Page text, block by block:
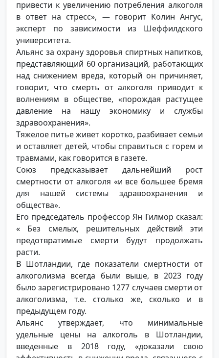
привести к увеличению потребления алкоголя
в ответ на стресс», — говорит Колин Ангус,
эксперт по зависимости из Шеффилдского
университета.
Альянс за охрану здоровья спиртных напитков,
представляющий 60 организаций, работающих
над снижением вреда, который он причиняет,
говорит, что смерть от алкоголя приводит к
волнениям в обществе, «порождая растущее
давление на нашу экономику и службы
здравоохранения».
Тяжелое питье живет коротко, разбивает семьи
и оставляет детей, чтобы справиться с горем и
травмами, как говорится в газете.
Союз предсказывает дальнейший рост
смертности от алкоголя «и все большее бремя
для нашей системы здравоохранения и
общества».
Его председатель профессор Ян Гилмор сказал:
« Без смелых, решительных действий эти
предотвратимые смерти будут продолжать
расти.
В Шотландии, где показатели смертности от
алкоголизма всегда были выше, в 2023 году
было зарегистрировано 1277 случаев смерти от
алкоголизма, т.е. столько же, сколько и в
предыдущем году.
Альянс утверждает, что минимальные
удельные цены на алкоголь в Шотландии,
введенные в 2018 году, «доказали свою